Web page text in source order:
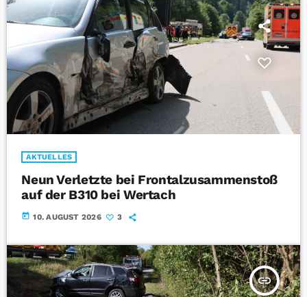
AKTUELLES
Neun Verletzte bei Frontalzusammenstoß
auf der B310 bei Wertach
today 10. AUGUST 2026 3
insert_link